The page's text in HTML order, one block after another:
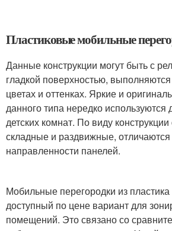
Пластиковые мобильные
Данные конструкции могут быть с
гладкой поверхностью,
цветах и оттенках. Яркие и
данного типа нередко используются
детских комнат. По виду
складные и раздвижные,
направленности панелей.
Мобильные перегородки из
доступный по цене вариант для
помещений. Это связано со